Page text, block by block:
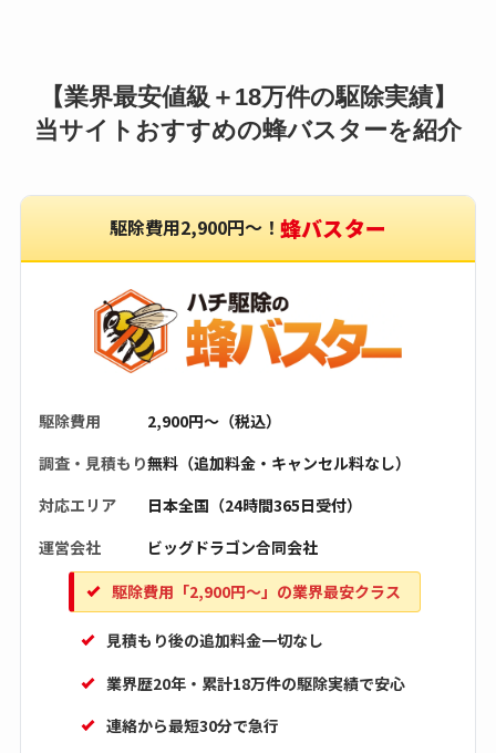
【業界最安値級＋18万件の駆除実績】
当サイトおすすめの蜂バスターを紹介
駆除費用2,900円〜！ 蜂バスター
駆除費用
2,900円〜（税込）
調査・見積もり無料（追加料金・キャンセル料なし）
対応エリア
日本全国（24時間365日受付）
運営会社
ビッグドラゴン合同会社
駆除費用「2,900円〜」の業界最安クラス
見積もり後の追加料金一切なし
業界歴20年・累計18万件の駆除実績で安心
連絡から最短30分で急行